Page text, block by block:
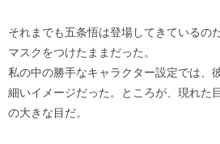
それまでも五条悟は登場してきているの
マスクをつけたままだった。
私の中の勝手なキャラクター設定では、
細いイメージだった。ところが、現れた
の大きな目だ。